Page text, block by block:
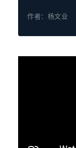
作者：杨文业